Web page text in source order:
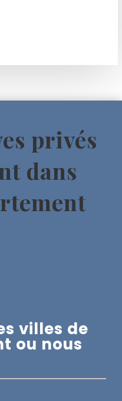
privés
dans
villes de
ou nous